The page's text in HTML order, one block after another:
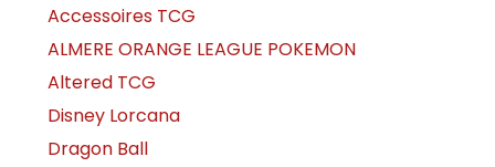
Accessoires TCG
ALMERE ORANGE LEAGUE POKEMON
Altered TCG
Disney Lorcana
Dragon Ball